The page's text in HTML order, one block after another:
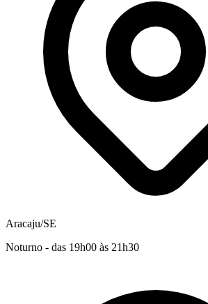
Aracaju/SE
Noturno - das 19h00 às 21h30